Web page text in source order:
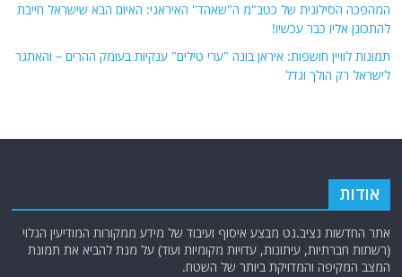
המהפכה הסילונית של כטב"מ ה"שאהד" האיראני: האיום הבא שישראל חייבת
להתכונן אליו כבר עכשיו!
תמונות לוויין חושפות: איראן בונה "ערי טילים" ענקיות בעומק ההרים – והאתגר
לישראל רק הולך וגדל
אודות
אתר החדשות נציב.נט מבצע איסוף ועיבוד של מידע ממקורות המודיעין הגלוי
(רשתות חברתיות, עיתונות, עדויות מקומיות ועוד) על מנת להביא את תמונת
המצב המקיפה והמדויקת ביותר של השטח.